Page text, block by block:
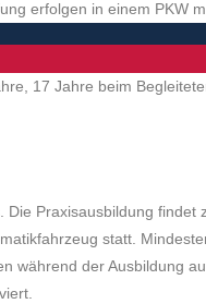
erfolgen in einem PKW
17 Jahre beim
Die Praxisausbildung findet
statt.
während der Ausbildung